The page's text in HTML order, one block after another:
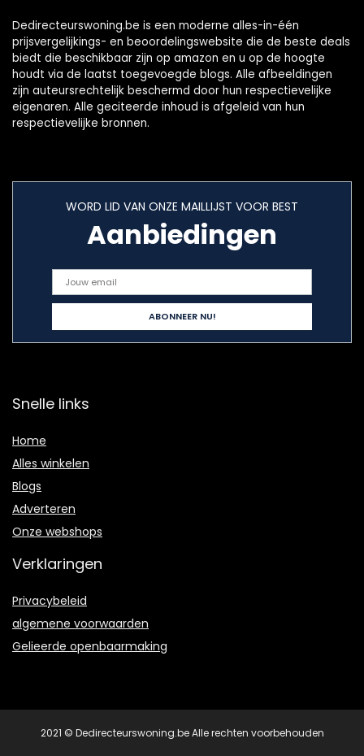
Dedirecteurswoning.be is een moderne alles-in-één
prijsvergelijkings- en beoordelingswebsite die de beste deals
biedt die beschikbaar zijn op amazon en u op de hoogte
houdt via de laatst toegevoegde blogs. Alle afbeeldingen
zijn auteursrechtelijk beschermd door hun respectievelijke
eigenaren. Alle geciteerde inhoud is afgeleid van hun
respectievelijke bronnen.
WORD LID VAN ONZE MAILLIJST VOOR BEST
Aanbiedingen
Snelle links
Home
Alles winkelen
Blogs
Adverteren
Onze webshops
Verklaringen
Privacybeleid
algemene voorwaarden
Gelieerde openbaarmaking
2021 © Dedirecteurswoning.be Alle rechten voorbehouden